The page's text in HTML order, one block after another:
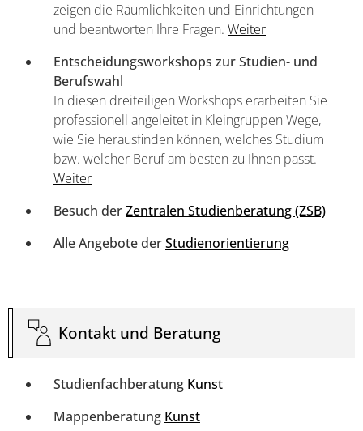
zeigen die Räumlichkeiten und Einrichtungen
und beantworten Ihre Fragen. Weiter
Entscheidungsworkshops zur Studien- und
Berufswahl
In diesen dreiteiligen Workshops erarbeiten Sie
professionell angeleitet in Kleingruppen Wege,
wie Sie herausfinden können, welches Studium
bzw. welcher Beruf am besten zu Ihnen passt.
Weiter
Besuch derZentralen Studienberatung (ZSB)
Alle Angebote derStudienorientierung
Kontakt und Beratung
Studienfachberatung Kunst
Mappenberatung Kunst